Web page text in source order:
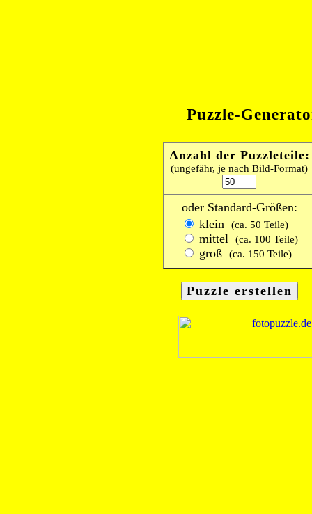
Puzzle-
Anzahl der Puzzleteile:
(ungefähr, je nach Bild-Format)
oder Standard-Größen:
klein
(ca. 50 Teile)
mittel (ca. 100 Teile)
groß (ca. 150 Teile)